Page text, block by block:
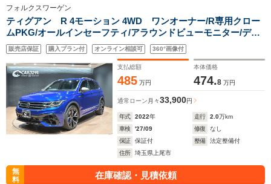
フォルクスワーゲン
ティグアン R 4モーション 4WD ワンオーナー/R専用クロー
ムPKG/オールインセーフティ/アラウンドビューモニター/デジ
タルコックピットプロ/オールインセーフティ/メーカーナビ/純
正21インチAW/R専用インテリア
販売店保証 購入プラン付 オンライン相談可 360°画像付
支払総額
485 万円
本体価格
474.8 万円
通常ローン 月々33,900円
年式 2022年 走行 2.0万km
車検
'27/09 修復
なし
保証
保証付 整備
法定整備付
住所
埼玉県上尾市
無
料
在庫確認・見積依頼